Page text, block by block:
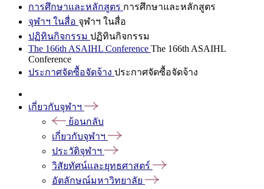
การศึกษาและหลักสูตร การศึกษาและหลักสูตร
จุฬาฯ ในสื่อ จุฬาฯ ในสื่อ
ปฏิทินกิจกรรม ปฏิทินกิจกรรม
The 166th ASAIHL Conference The 166th ASAIHL
Conference
ประกาศจัดซื้อจัดจ้าง ประกาศจัดซื้อจัดจ้าง
เกี่ยวกับจุฬาฯ
ย้อนกลับ
เกี่ยวกับจุฬาฯ
ประวัติจุฬาฯ
วิสัยทัศน์และยุทธศาสตร์
อัตลักษณ์มหาวิทยาลัย